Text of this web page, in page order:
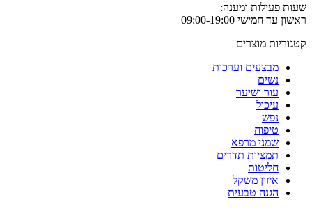
שעות פעילות ומענה:
ראשון עד חמישי 09:00-19:00
קטגוריות מוצרים
מבצעים וערכות
נשים
עור ושיער
עיכול
נפש
טיפוח
שמני מרפא
תמציות תדרים
חליטות
איזון משקל
הגנה טבעית